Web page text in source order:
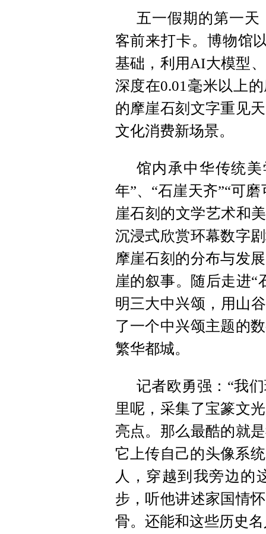
五一假期的第一
客前来打卡。博物馆
基础，利用AI大模型
深度在0.01毫米以上
的摩崖石刻文字重见
文化消费新场景。
馆内承中华传统
年”、“石崖天齐”“可
崖石刻的文学艺术和
沉浸式欣赏环幕数字
摩崖石刻的分布与发
崖的叙事。随后走进“
明三大中兴颂，用山
了一个中兴颂主题的
繁华都城。
记者欧勇强：“我
里呢，采集了宝篆文
亮点。那么最酷的就
它上传自己的头像系
人，穿越到我旁边的
步，听他讲述家国情
骨。还能和这些历史